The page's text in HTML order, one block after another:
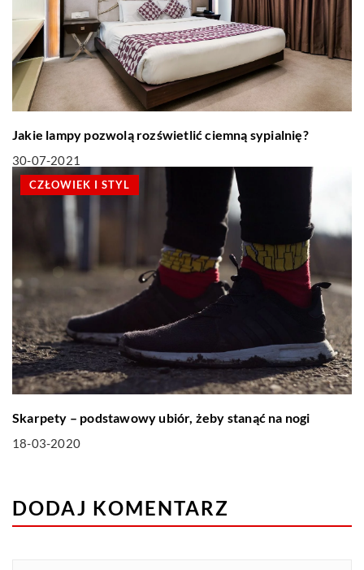
Jakie lampy pozwolą rozświetlić ciemną sypialnię?
30-07-2021
CZŁOWIEK I STYL
Skarpety – podstawowy ubiór, żeby stanąć na nogi
18-03-2020
DODAJ KOMENTARZ